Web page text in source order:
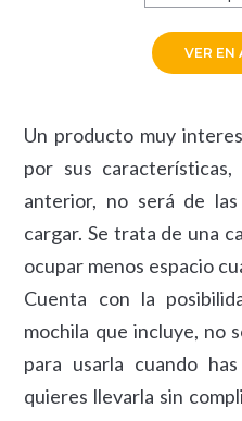
VER EN
Un producto muy
por sus
anterior, no será de
cargar. Se trata de una
ocupar menos espacio
Cuenta con la
mochila que incluye, no
para usarla cuando
quieres llevarla sin